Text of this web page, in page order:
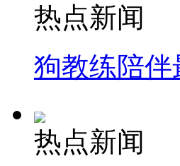
热点新闻
狗教练陪
热点新闻